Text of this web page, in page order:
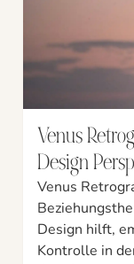
Venus
Design
Venus
Design hilft,
Kontrolle in